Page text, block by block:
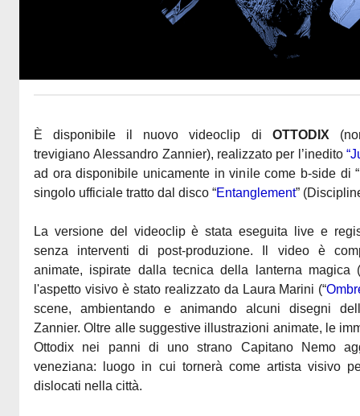
È disponibile il nuovo videoclip di OTTODIX
trevigiano Alessandro Zannier), realizzato per l’inedito
ad ora disponibile unicamente in vinile come b-side di “
singolo ufficiale tratto dal disco “Entanglement”
La versione del videoclip è stata eseguita live e
senza interventi di post-produzione. Il video è
animate, ispirate dalla tecnica della lanterna magica
l'aspetto visivo è stato realizzato da Laura Marini (“
scene, ambientando e animando alcuni disegni
Zannier. Oltre alle suggestive illustrazioni animate, le
Ottodix nei panni di uno strano Capitano Nemo
veneziana: luogo in cui tornerà come artista visivo
dislocati nella città.